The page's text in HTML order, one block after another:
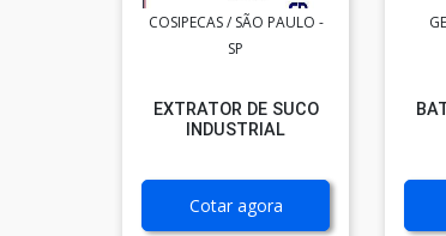
COSIPECAS / SÃO PAULO -
SP
EXTRATOR DE SUCO
INDUSTRIAL
Cotar agora